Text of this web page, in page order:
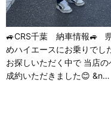
🚙CRS千葉 納車情報🚙
めハイエースにお乗りでし
お探しいただく中で 当店
成約いただきました😊 &n…